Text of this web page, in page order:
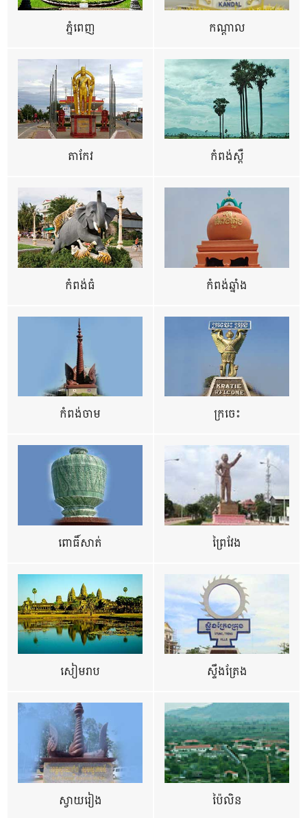
ភ្នំពេញ កណ្តាល
តាកែវ កំពង់ស្ពឺ
កំពង់ធំ កំពង់ឆ្នាំង
កំពង់ចាម ក្រចេះ
ពោធិ៍សាត់ ព្រៃវែង
សៀមរាប ស្ទឹងត្រែង
ស្វាយរៀង ប៉ៃលិន